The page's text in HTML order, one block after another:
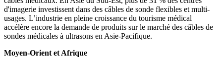
d'imagerie investissent dans des câbles de sonde flexibles et multi-
usages. L’industrie en pleine croissance du tourisme médical
accélère encore la demande de produits sur le marché des câbles de
sondes médicales à ultrasons en Asie-Pacifique.
Moyen-Orient et Afrique